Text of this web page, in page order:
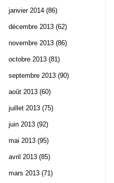
janvier 2014 (86)
décembre 2013 (62)
novembre 2013 (86)
octobre 2013 (81)
septembre 2013 (90)
août 2013 (60)
juillet 2013 (75)
juin 2013 (92)
mai 2013 (95)
avril 2013 (85)
mars 2013 (71)